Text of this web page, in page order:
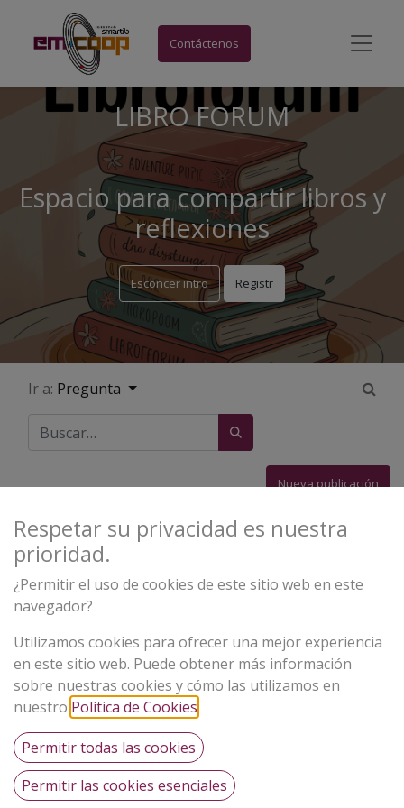
Contáctenos
LIBRO FORUM
Espacio para compartir libros y
reflexiones
Esconcer intro Registr
Ir a: Pregunta
Nueva publicación
MostrarTodos
Orden de la
Erik Satie y sus “Memorias de un
amnésico”: el relato fragmentario de un
músico
0 26 septiembre 2025, por
Jonacho Benítez
0
Respuestas
Raymond Murray Schafer: El paisaje
sonoro y la afinación del mundo
0 22 septiembre 2025, por
Jonacho Benítez
Respetar su privacidad es nuestra
prioridad.
¿Permitir el uso de cookies de este sitio web en este
navegador?
Utilizamos cookies para ofrecer una mejor experiencia
en este sitio web. Puede obtener más información
sobre nuestras cookies y cómo las utilizamos en
nuestro Política de Cookies
Permitir todas las cookies
Permitir las cookies esenciales